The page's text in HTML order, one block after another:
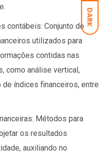
DARK
contábeis: Conjunto de
utilizados para
contidas nas
como análise vertical,
índices financeiros, entre
Métodos para
os resultados
auxiliando no